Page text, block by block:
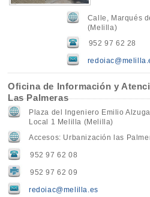
Calle, Marqués
(Melilla)
952 97 62 28
Oficina de Información y
Las Palmeras
Plaza del Ingeniero Emilio
Local 1 Melilla (Melilla)
Accesos: Urbanización las
952 97 62 08
952 97 62 09
redoiac@melilla.es